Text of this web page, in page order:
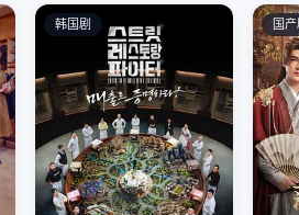
韩国剧 国产